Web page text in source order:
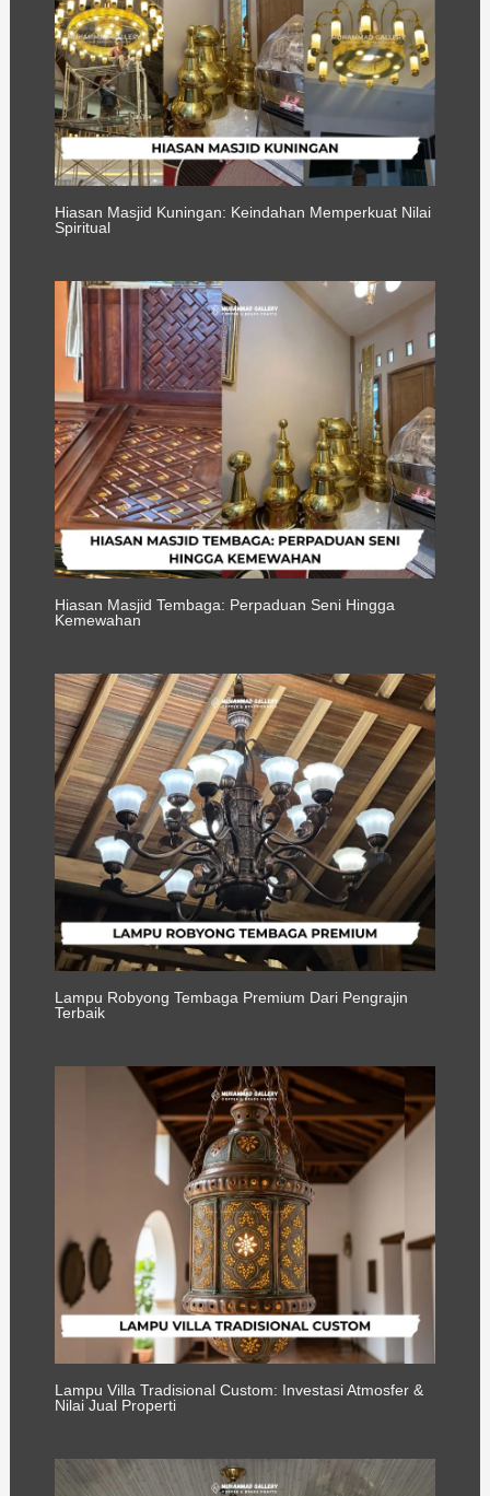
Hiasan Masjid Kuningan: Keindahan Memperkuat Nilai
Spiritual
Hiasan Masjid Tembaga: Perpaduan Seni Hingga
Kemewahan
Lampu Robyong Tembaga Premium Dari Pengrajin
Terbaik
Lampu Villa Tradisional Custom: Investasi Atmosfer &
Nilai Jual Properti